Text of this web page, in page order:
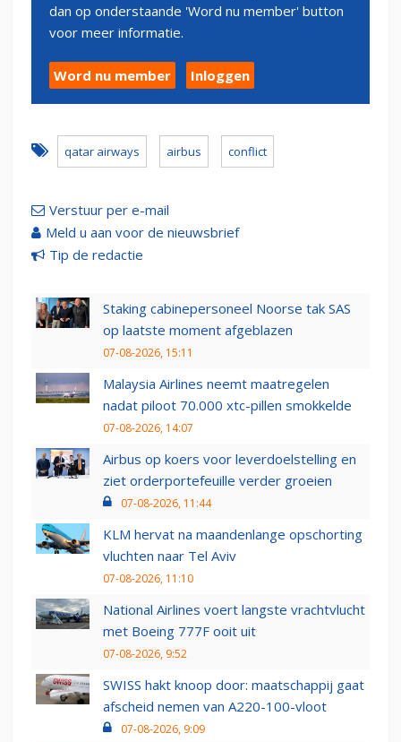
dan op onderstaande 'Word nu member' button
voor meer informatie.
Word nu member Inloggen
qatar airways airbus conflict
Verstuur per e-mail
Meld u aan voor de nieuwsbrief
Tip de redactie
Staking cabinepersoneel Noorse tak SAS
op laatste moment afgeblazen
07-08-2026, 15:11
Malaysia Airlines neemt maatregelen
nadat piloot 70.000 xtc-pillen smokkelde
07-08-2026, 14:07
Airbus op koers voor leverdoelstelling en
ziet orderportefeuille verder groeien
07-08-2026, 11:44
KLM hervat na maandenlange opschorting
vluchten naar Tel Aviv
07-08-2026, 11:10
National Airlines voert langste vrachtvlucht
met Boeing 777F ooit uit
07-08-2026, 9:52
SWISS hakt knoop door: maatschappij gaat
afscheid nemen van A220-100-vloot
07-08-2026, 9:09